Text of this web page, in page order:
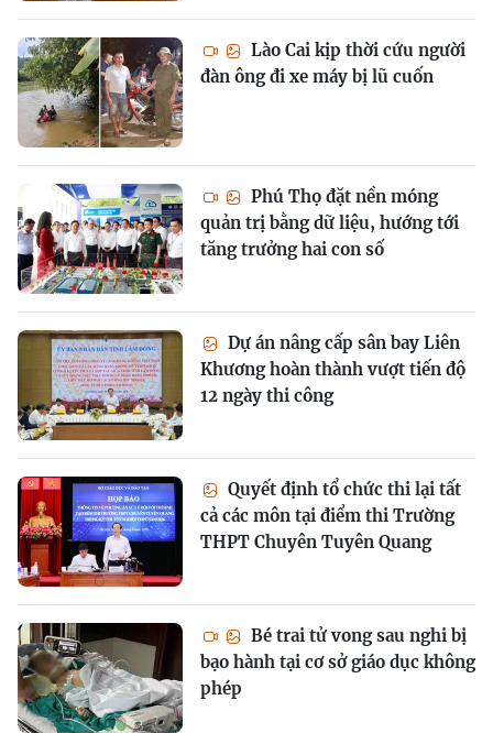
Lào Cai kịp thời cứu người
đàn ông đi xe máy bị lũ cuốn
Phú Thọ đặt nền móng
quản trị bằng dữ liệu, hướng tới
tăng trưởng hai con số
Dự án nâng cấp sân bay Liên
Khương hoàn thành vượt tiến độ
12 ngày thi công
Quyết định tổ chức thi lại tất
cả các môn tại điểm thi Trường
THPT Chuyên Tuyên Quang
Bé trai tử vong sau nghi bị
bạo hành tại cơ sở giáo dục không
phép